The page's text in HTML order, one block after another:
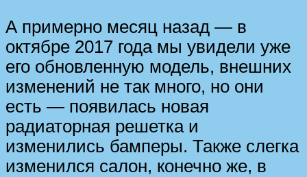
А примерно месяц назад — в
октябре 2017 года мы увидели уже
его обновленную модель, внешних
изменений не так много, но они
есть — появилась новая
радиаторная решетка и
изменились бамперы. Также слегка
изменился салон, конечно же, в